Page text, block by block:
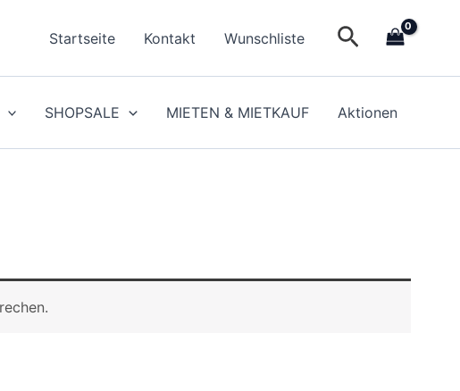
Startseite Kontakt Wunschliste Suchen
SHOPSALE MIETEN & MIETKAUF Aktionen